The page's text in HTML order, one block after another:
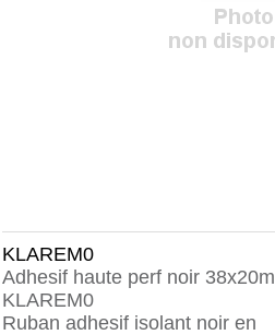
KLAREM0
Adhesif haute perf noir 38x20m
KLAREM0
Ruban adhesif isolant noir en